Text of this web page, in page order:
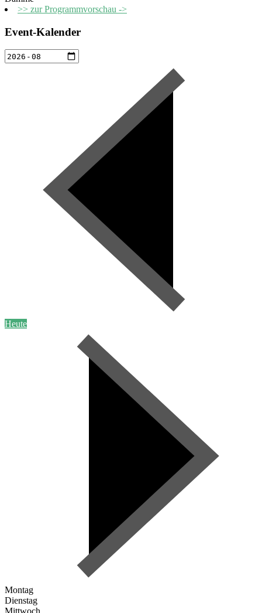
>> zur Programmvorschau ->
Event-Kalender
Heute
Montag
Dienstag